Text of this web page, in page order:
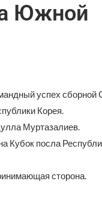
Южной
успех
Корея.
Муртазалиев.
Кубок посла
сторона.